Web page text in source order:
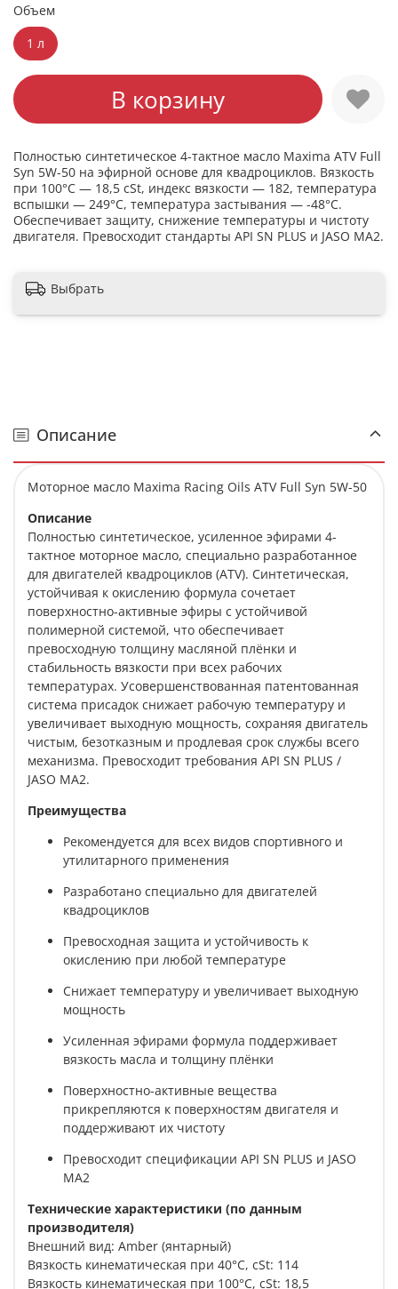
В корзину
Объем
1 л
Полностью синтетическое 4-тактное масло Maxima ATV Full
Syn 5W-50 на эфирной основе для квадроциклов. Вязкость
при 100°C — 18,5 cSt, индекс вязкости — 182, температура
вспышки — 249°C, температура застывания — -48°C.
Обеспечивает защиту, снижение температуры и чистоту
двигателя. Превосходит стандарты API SN PLUS и JASO MA2.
Выбрать
Описание
Моторное масло Maxima Racing Oils ATV Full Syn 5W-50
Описание
Полностью синтетическое, усиленное эфирами 4-
тактное моторное масло, специально разработанное
для двигателей квадроциклов (ATV). Синтетическая,
устойчивая к окислению формула сочетает
поверхностно-активные эфиры с устойчивой
полимерной системой, что обеспечивает
превосходную толщину масляной плёнки и
стабильность вязкости при всех рабочих
температурах. Усовершенствованная патентованная
система присадок снижает рабочую температуру и
увеличивает выходную мощность, сохраняя двигатель
чистым, безотказным и продлевая срок службы всего
механизма. Превосходит требования API SN PLUS /
JASO MA2.
Преимущества
Рекомендуется для всех видов спортивного и
утилитарного применения
Разработано специально для двигателей
квадроциклов
Превосходная защита и устойчивость к
окислению при любой температуре
Снижает температуру и увеличивает выходную
мощность
Усиленная эфирами формула поддерживает
вязкость масла и толщину плёнки
Поверхностно-активные вещества
прикрепляются к поверхностям двигателя и
поддерживают их чистоту
Превосходит спецификации API SN PLUS и JASO
MA2
Технические характеристики (по данным
производителя)
Внешний вид: Amber (янтарный)
Вязкость кинематическая при 40°C, cSt: 114
Вязкость кинематическая при 100°C, cSt: 18,5